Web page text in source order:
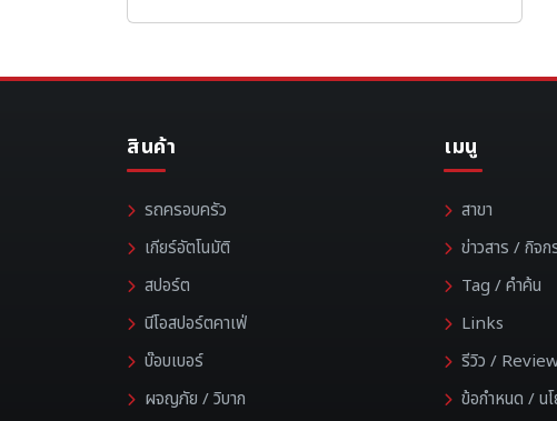
สินค้า
รถครอบครัว
เกียร์อัตโนมัติ
สปอร์ต
นีโอสปอร์ตคาเฟ่
บ๊อบเบอร์
ผจญภัย / วิบาก
เมนู
สาขา
ข่าวสาร / กิจก
Tag / คำค้น
Links
รีวิว /
ข้อกำหนด / นโ